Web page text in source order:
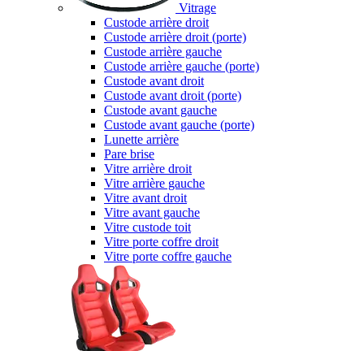
Vitrage
Custode arrière droit
Custode arrière droit (porte)
Custode arrière gauche
Custode arrière gauche (porte)
Custode avant droit
Custode avant droit (porte)
Custode avant gauche
Custode avant gauche (porte)
Lunette arrière
Pare brise
Vitre arrière droit
Vitre arrière gauche
Vitre avant droit
Vitre avant gauche
Vitre custode toit
Vitre porte coffre droit
Vitre porte coffre gauche